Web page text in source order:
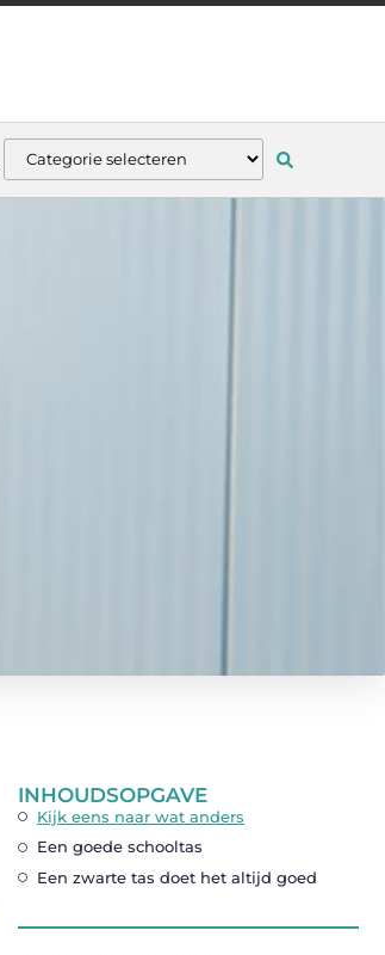
INHOUDSOPGAVE
Kijk eens naar wat anders
Een goede schooltas
Een zwarte tas doet het altijd goed